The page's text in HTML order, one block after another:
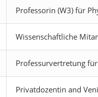
Professorin (W3) für
Wissenschaftliche
Professurvertretung
Privatdozentin and